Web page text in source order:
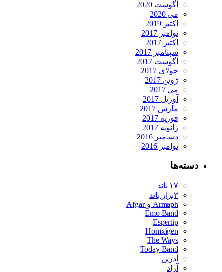
آگوست 2020
می 2020
اکتبر 2019
نوامبر 2017
اکتبر 2017
سپتامبر 2017
آگوست 2017
جولای 2017
ژوئن 2017
می 2017
آوریل 2017
مارس 2017
فوریه 2017
ژانویه 2017
دسامبر 2016
نوامبر 2016
دسته‌ها
Armaph و Afgar
Emo Band
Espertip
Homxigen
The Ways
Today Band
آدرین